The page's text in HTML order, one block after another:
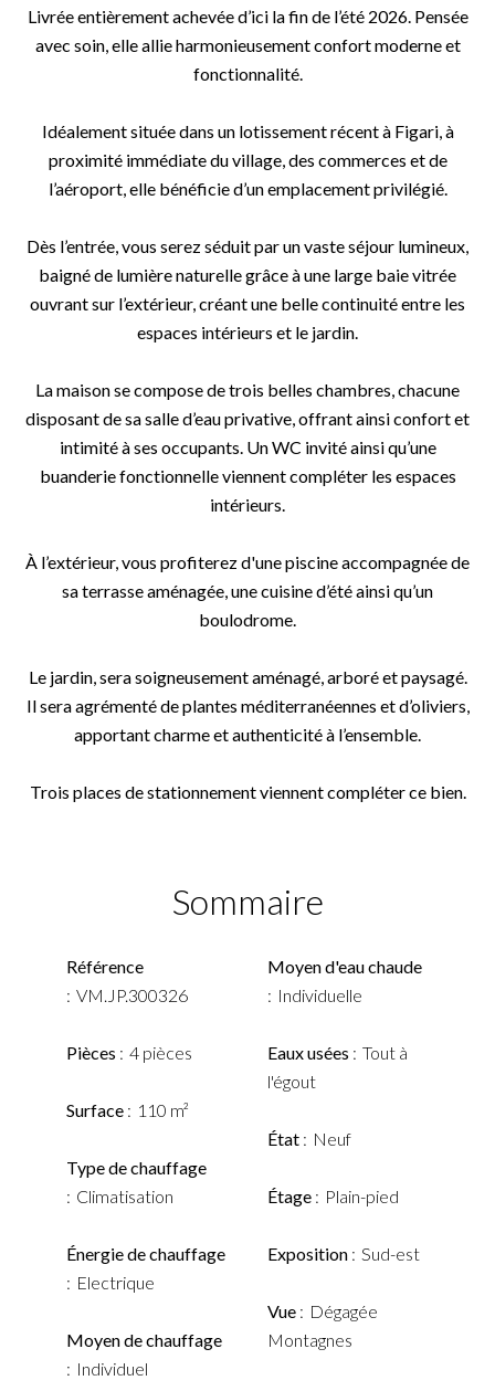
Livrée entièrement achevée d’ici la fin de l’été 2026. Pensée
avec soin, elle allie harmonieusement confort moderne et
fonctionnalité.
Idéalement située dans un lotissement récent à Figari, à
proximité immédiate du village, des commerces et de
l’aéroport, elle bénéficie d’un emplacement privilégié.
Dès l’entrée, vous serez séduit par un vaste séjour lumineux,
baigné de lumière naturelle grâce à une large baie vitrée
ouvrant sur l’extérieur, créant une belle continuité entre les
espaces intérieurs et le jardin.
La maison se compose de trois belles chambres, chacune
disposant de sa salle d’eau privative, offrant ainsi confort et
intimité à ses occupants. Un WC invité ainsi qu’une
buanderie fonctionnelle viennent compléter les espaces
intérieurs.
À l’extérieur, vous profiterez d'une piscine accompagnée de
sa terrasse aménagée, une cuisine d’été ainsi qu’un
boulodrome.
Le jardin, sera soigneusement aménagé, arboré et paysagé.
Il sera agrémenté de plantes méditerranéennes et d’oliviers,
apportant charme et authenticité à l’ensemble.
Trois places de stationnement viennent compléter ce bien.
Sommaire
Référence
VM.JP.300326
Pièces 4 pièces
Surface 110 m²
Type de chauffage
Climatisation
Énergie de chauffage
Electrique
Moyen de chauffage
Individuel
Moyen d'eau chaude
Individuelle
Eaux usées
Tout à
l'égout
État Neuf
Étage Plain-pied
Exposition Sud-est
Vue
Dégagée
Montagnes